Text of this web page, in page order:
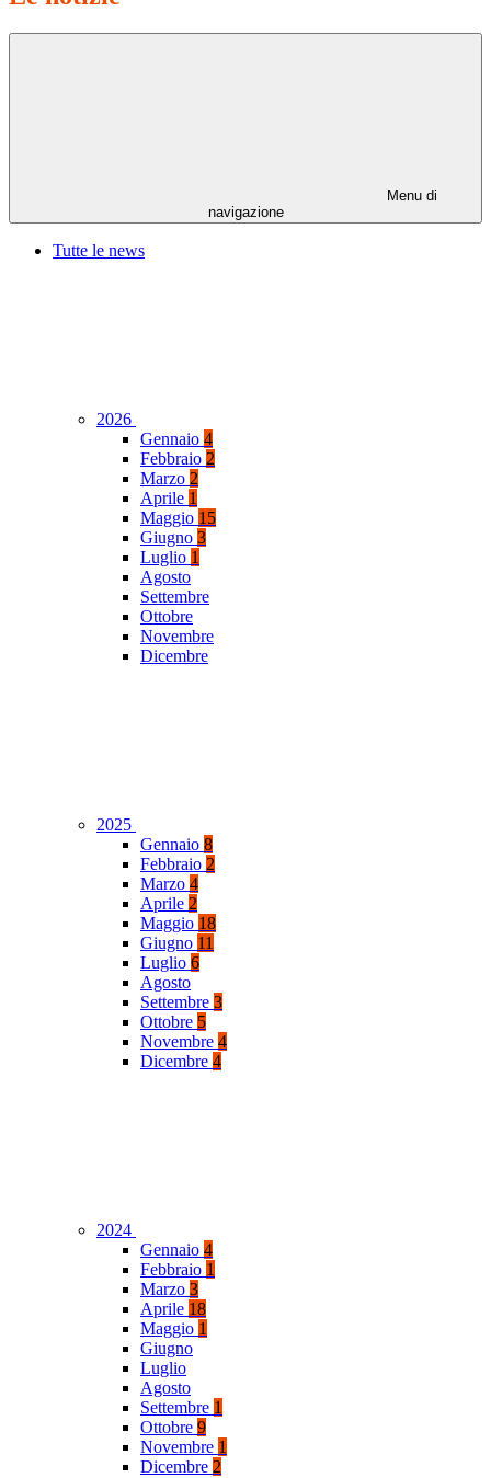
Menu di
navigazione
Tutte le news
2026
Gennaio 4
Febbraio 2
Marzo 2
Aprile 1
Maggio 15
Giugno 3
Luglio 1
Agosto
Settembre
Ottobre
Novembre
Dicembre
2025
Gennaio 8
Febbraio 2
Marzo 4
Aprile 2
Maggio 18
Giugno 11
Luglio 6
Agosto
Settembre 3
Ottobre 5
Novembre 4
Dicembre 4
2024
Gennaio 4
Febbraio 1
Marzo 3
Aprile 18
Maggio 1
Giugno
Luglio
Agosto
Settembre 1
Ottobre 9
Novembre 1
Dicembre 2